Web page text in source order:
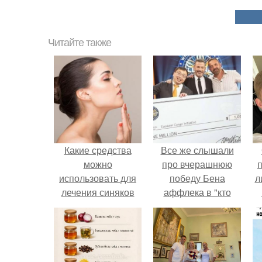
Читайте также
Какие средства
можно
использовать для
лечения синяков
под глазами
Все же слышали
про вчерашнюю
победу Бена
аффлека в "кто
хочет стать
миллионером?